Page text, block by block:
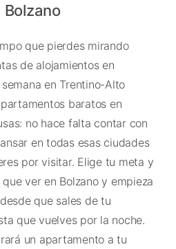
Bolzano
que pierdes mirando
de alojamientos en
en Trentino-Alto
baratos en
no hace falta contar con
en todas esas ciudades
por visitar. Elige tu meta y
ver en Bolzano y empieza
que sales de tu
que vuelves por la noche.
un apartamento a tu